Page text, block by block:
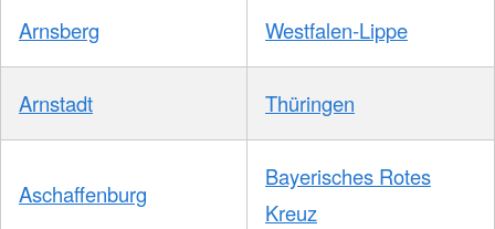
Arnsberg Westfalen-Lippe
Arnstadt Thüringen
Aschaffenburg
Bayerisches Rotes
Kreuz